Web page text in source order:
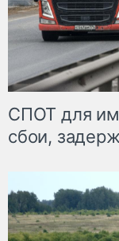
СПОТ для
сбои,